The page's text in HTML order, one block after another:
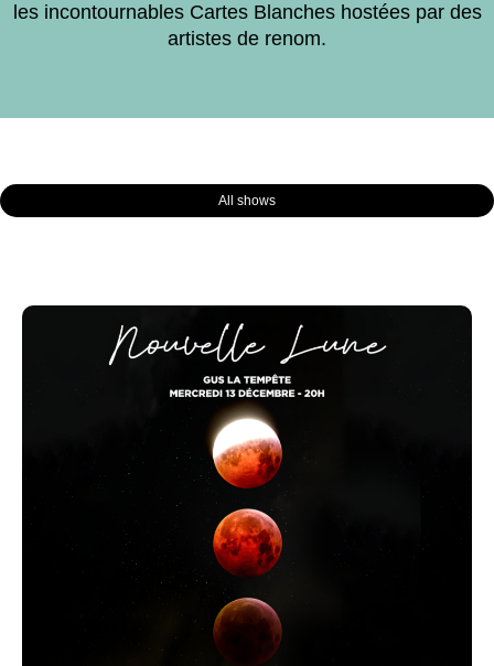
les incontournables Cartes Blanches hostées par des
artistes de renom.
All shows
PagePagePagePage Page